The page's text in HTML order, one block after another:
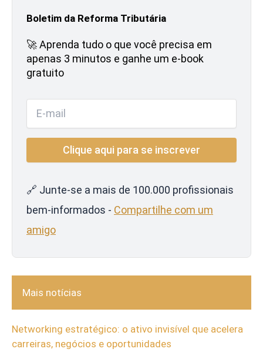
Boletim da Reforma Tributária
🚀 Aprenda tudo o que você precisa em
apenas 3 minutos e ganhe um e-book
gratuito
🔗 Junte-se a mais de 100.000 profissionais
bem-informados - Compartilhe com um
amigo
Mais notícias
Networking estratégico: o ativo invisível que acelera
carreiras, negócios e oportunidades